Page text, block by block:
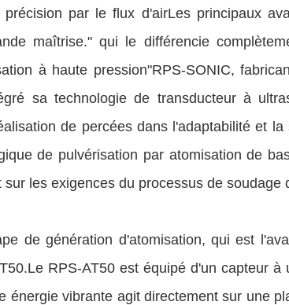
par le flux d'airLes principaux
maîtrise." qui le différencie
à haute pression"RPS-SONIC,
sa technologie de transducteur à
de percées dans l'adaptabilité et
de pulvérisation par atomisation de
les exigences du processus de soudage
de génération d'atomisation, qui est
RPS-AT50 est équipé d'un capteur
énergie vibrante agit directement sur une